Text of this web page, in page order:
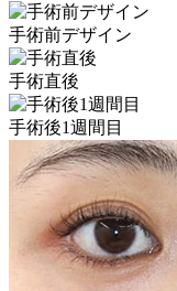
手術前デザイン
手術直後
手術後1週間目